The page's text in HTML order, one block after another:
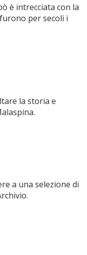
è intrecciata con la
per secoli i
la storia e
a una selezione di